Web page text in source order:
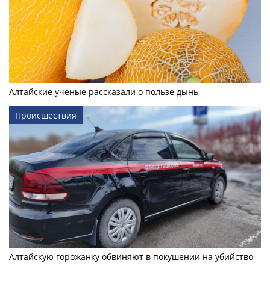
Алтайские ученые рассказали о пользе дынь
Происшествия
Алтайскую горожанку обвиняют в покушении на убийство